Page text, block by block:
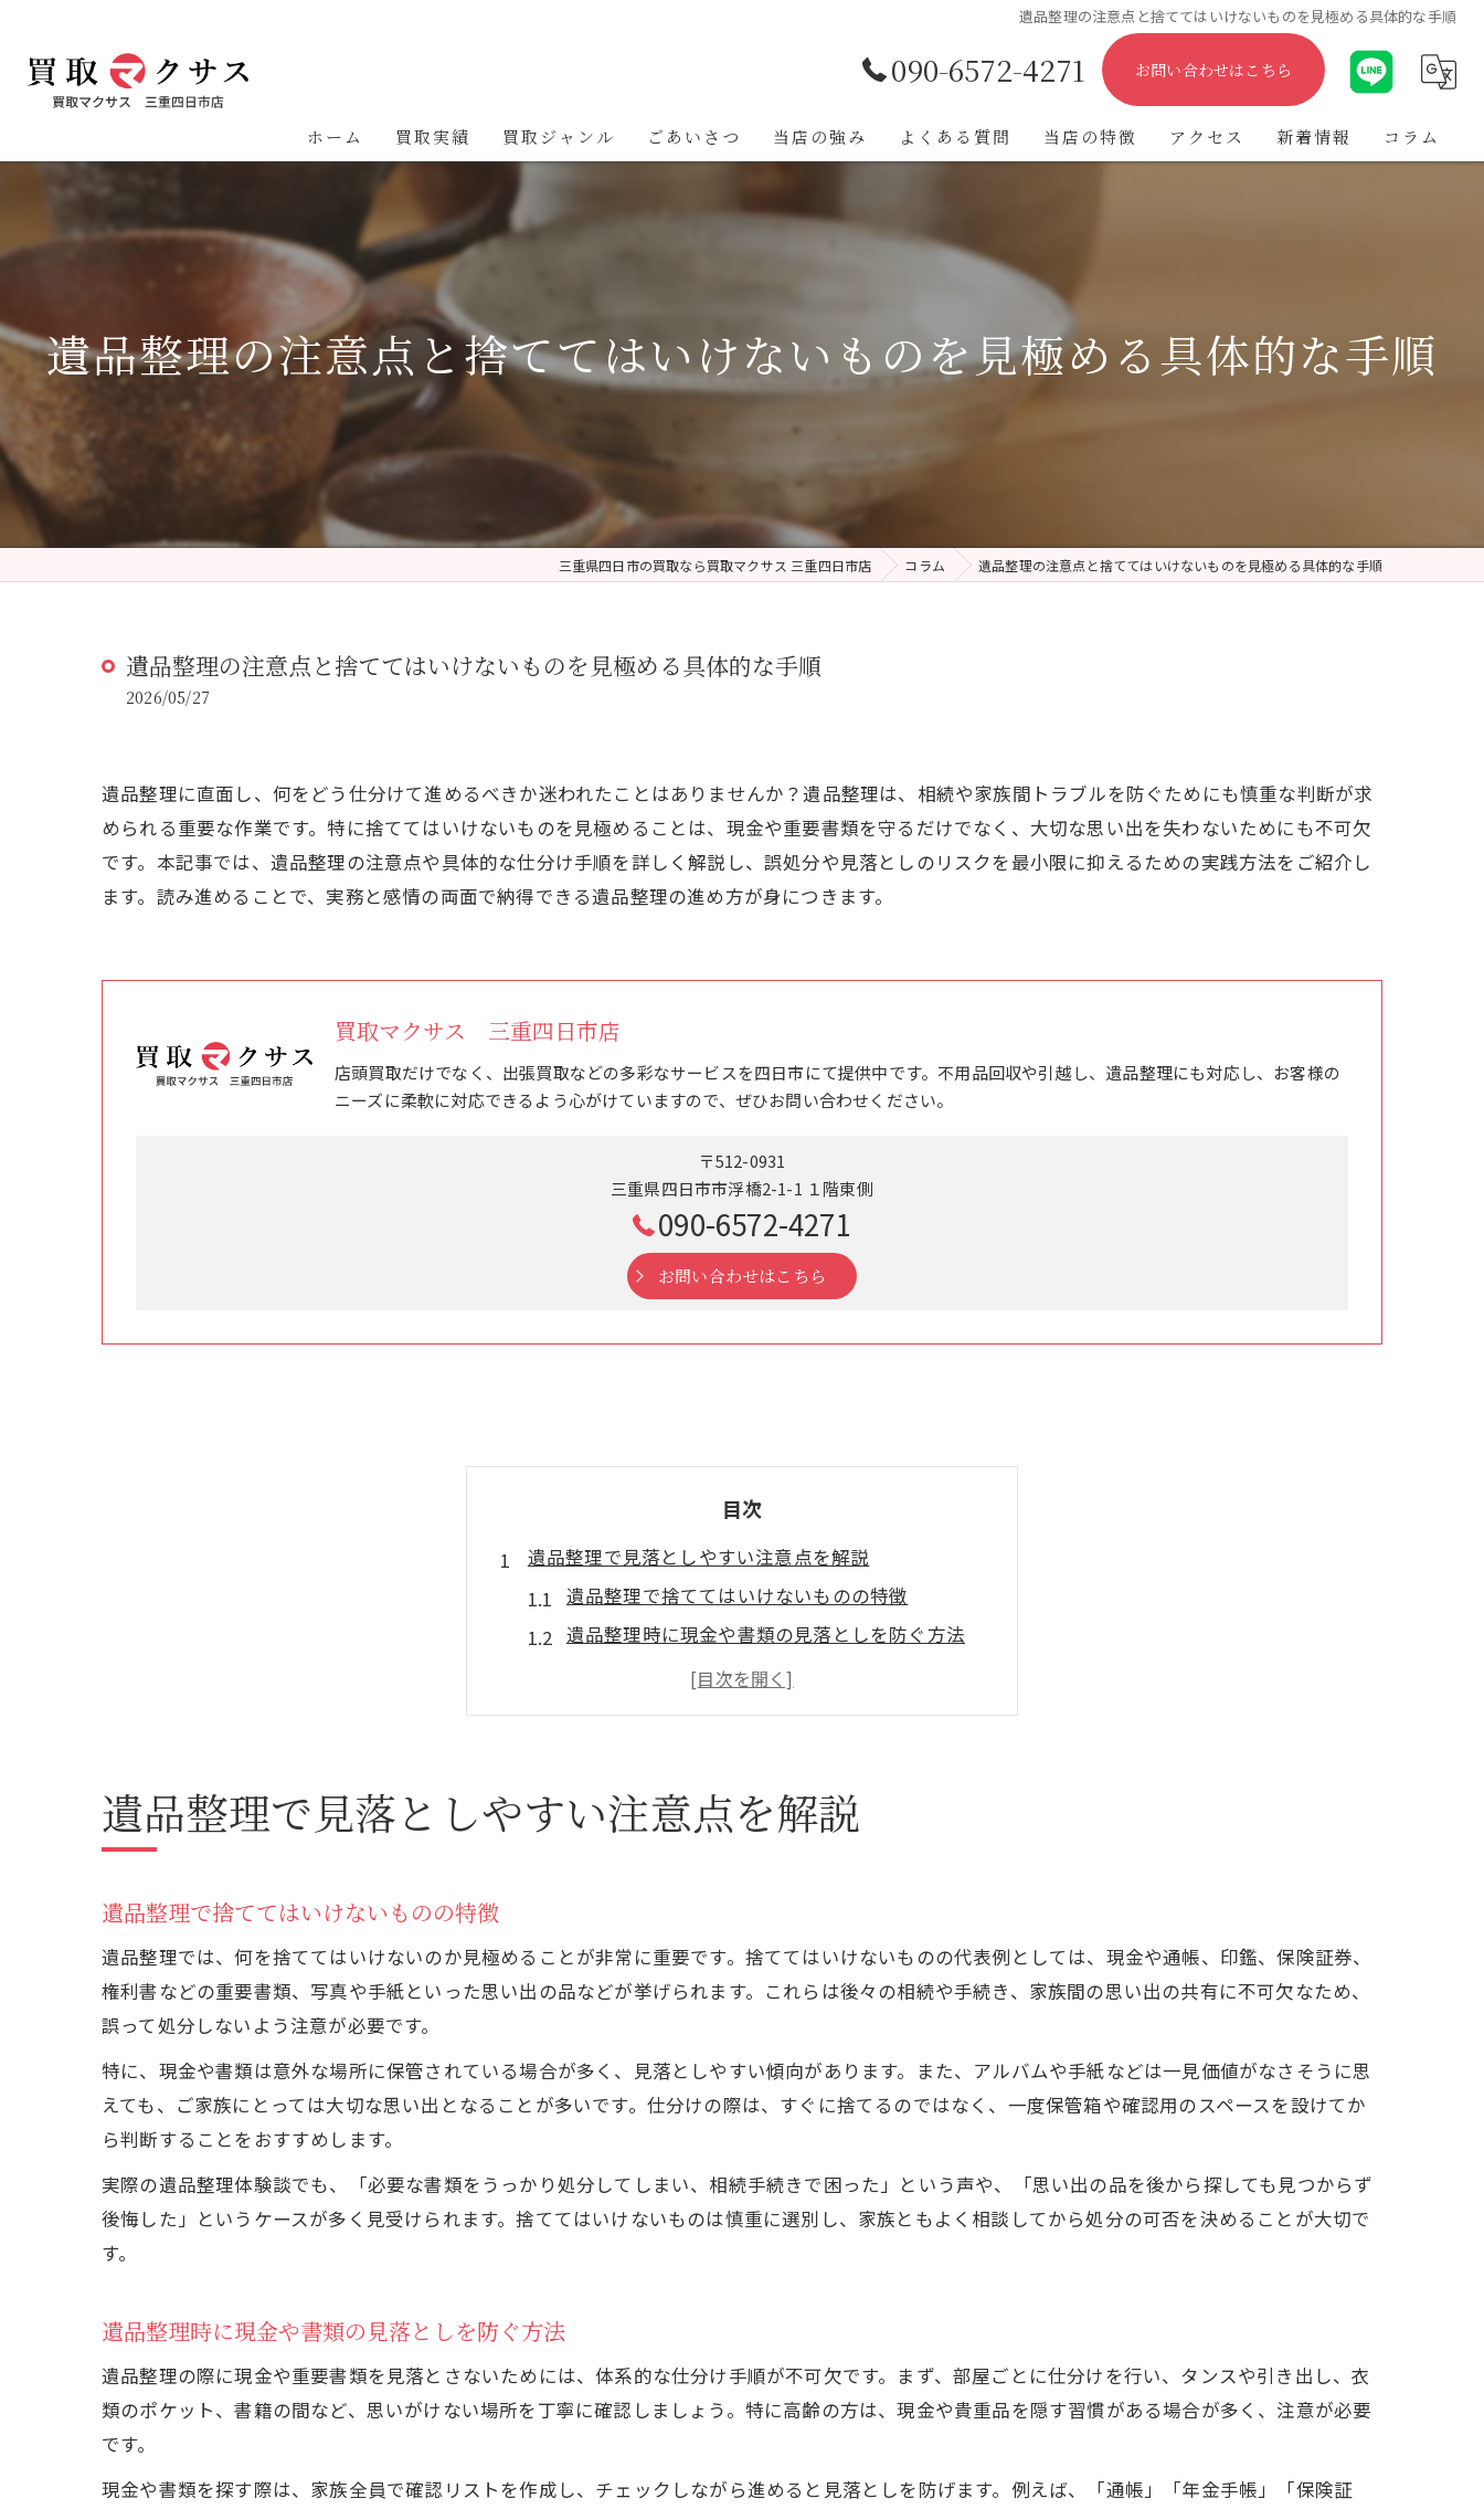
遺品整理の注意点と捨ててはいけないものを見極める具体的な手順
090-6572-4271 お問い合わせはこちら
ホーム 買取実績 買取ジャンル ごあいさつ 当店の強み よくある質問 当店の特徴
不用品
ブランド
アクセス 新着情報 コラム
遺品整理の注意点と捨ててはいけないものを見極める具体的な手順
三重県四日市の買取なら買取マクサス 三重四日市店 コラム 遺品整理の注意点と捨ててはいけないものを見極める具体的な手順
遺品整理の注意点と捨ててはいけないものを見極める具体的な手順
2026/05/27
遺品整理に直面し、何をどう仕分けて進めるべきか迷われたことはありませんか？遺品整理は、相続や家族間トラブルを防ぐためにも慎重な判断が求
められる重要な作業です。特に捨ててはいけないものを見極めることは、現金や重要書類を守るだけでなく、大切な思い出を失わないためにも不可欠
です。本記事では、遺品整理の注意点や具体的な仕分け手順を詳しく解説し、誤処分や見落としのリスクを最小限に抑えるための実践方法をご紹介し
ます。読み進めることで、実務と感情の両面で納得できる遺品整理の進め方が身につきます。
買取マクサス 三重四日市店
店頭買取だけでなく、出張買取などの多彩なサービスを四日市にて提供中です。不用品回収や引越し、遺品整理にも対応し、お客様の
ニーズに柔軟に対応できるよう心がけていますので、ぜひお問い合わせください。
〒512-0931
三重県四日市市浮橋2-1-1 １階東側
090-6572-4271
お問い合わせはこちら
目次
遺品整理で見落としやすい注意点を解説
遺品整理で捨ててはいけないものの特徴
遺品整理時に現金や書類の見落としを防ぐ方法
遺品整理で相続トラブルを避けるための注意点
遺品整理のタイミングや進め方の基本
相続やトラブル回避に役立つ遺品整理の進め方
遺品整理で相続放棄を選ぶ際の注意点
遺品整理の費用と業者選びのポイント
遺品整理で揉めないためのコミュニケーション術
遺品整理で現金の隠し場所を見逃さない工夫
遺品整理時の重要書類の仕分けと保管方法
遺品整理で大切なものを誤処分しない確認手順
遺品整理における貴重品と相続書類の管理法
遺品整理で家族と写真を共有する進め方
遺品整理で後悔しない衣類の分け方の工夫
遺品整理に迷ったときの捨ててはいけないものリスト
遺品整理で見落としやすい注意点を解説
遺品整理で捨ててはいけないものの特徴
遺品整理では、何を捨ててはいけないのか見極めることが非常に重要です。捨ててはいけないものの代表例としては、現金や通帳、印鑑、保険証券、
権利書などの重要書類、写真や手紙といった思い出の品などが挙げられます。これらは後々の相続や手続き、家族間の思い出の共有に不可欠なため、
誤って処分しないよう注意が必要です。
特に、現金や書類は意外な場所に保管されている場合が多く、見落としやすい傾向があります。また、アルバムや手紙などは一見価値がなさそうに思
えても、ご家族にとっては大切な思い出となることが多いです。仕分けの際は、すぐに捨てるのではなく、一度保管箱や確認用のスペースを設けてか
ら判断することをおすすめします。
実際の遺品整理体験談でも、「必要な書類をうっかり処分してしまい、相続手続きで困った」という声や、「思い出の品を後から探しても見つからず
後悔した」というケースが多く見受けられます。捨ててはいけないものは慎重に選別し、家族ともよく相談してから処分の可否を決めることが大切で
す。
遺品整理時に現金や書類の見落としを防ぐ方法
遺品整理の際に現金や重要書類を見落とさないためには、体系的な仕分け手順が不可欠です。まず、部屋ごとに仕分けを行い、タンスや引き出し、衣
類のポケット、書籍の間など、思いがけない場所を丁寧に確認しましょう。特に高齢の方は、現金や貴重品を隠す習慣がある場合が多く、注意が必要
です。
現金や書類を探す際は、家族全員で確認リストを作成し、チェックしながら進めると見落としを防げます。例えば、「通帳」「年金手帳」「保険証